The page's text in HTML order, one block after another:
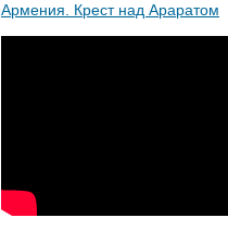
Армения. Крест над Араратом